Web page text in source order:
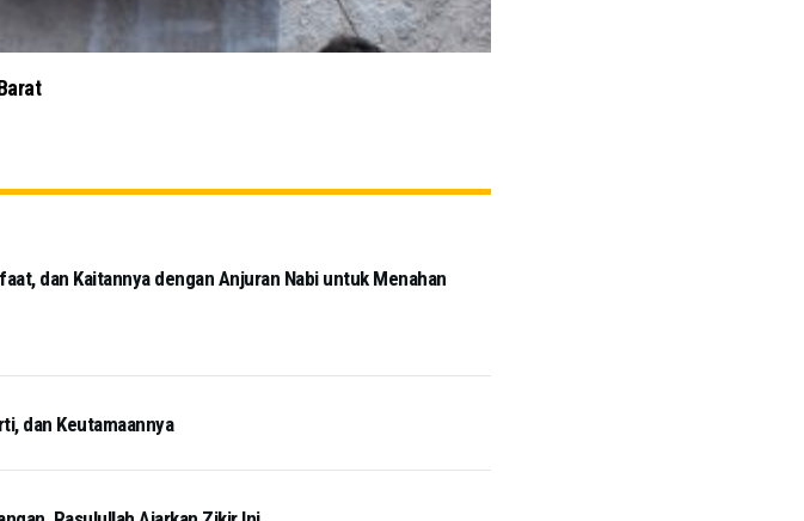
dan Kaitannya dengan Anjuran Nabi untuk Menahan
dan Keutamaannya